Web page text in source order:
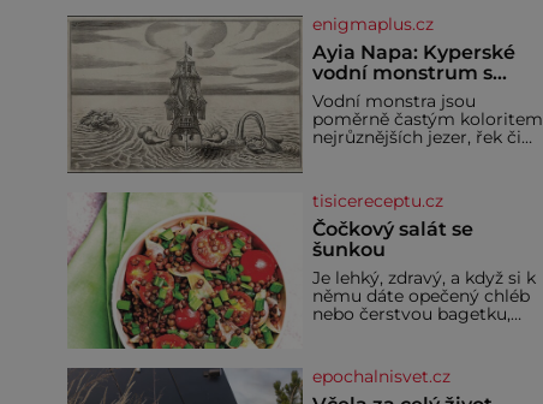
paměť. Možná máte
problém vzpomenout si na
jméno kolegy z práce. Nebo
marně v paměti lovíte
nedávno přečetli. Je to
opravdu tak, s věkem jako
kdyby se paměť rozhodla
enigmaplus.cz
Ayia Napa: Kyperské
vodní monstrum s
mírumilovnou povahou
Vodní monstra jsou
poměrně častým koloritem
nejrůznějších jezer, řek či
místo zviditelnit a
přitáhnout k němu
pozornost záhadám
nakloněných turi
tisicereceptu.cz
Čočkový salát se
šunkou
Je lehký, zdravý, a když si k
němu dáte opečený chléb
nebo čerstvou bagetku,
oblíbené čočky 150 g cherry
rajčátek 1 velká červená
epochalnisvet.cz